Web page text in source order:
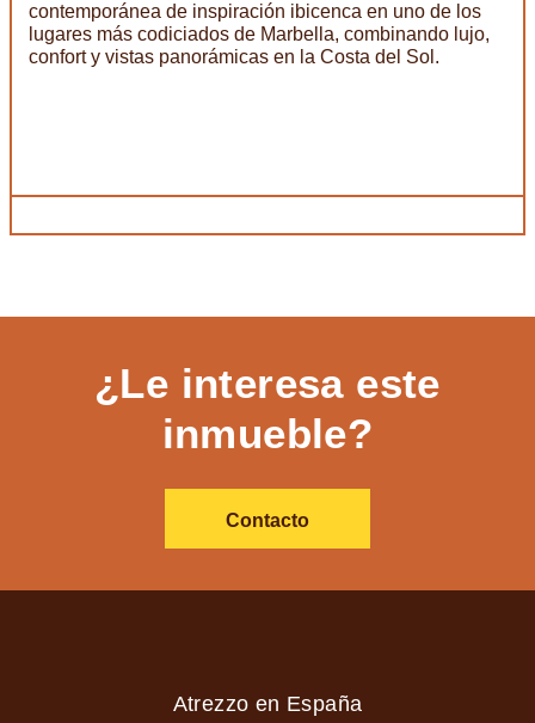
contemporánea de inspiración ibicenca en uno de los
lugares más codiciados de Marbella, combinando lujo,
confort y vistas panorámicas en la Costa del Sol.
¿Le interesa este
inmueble?
Contacto
Atrezzo en España